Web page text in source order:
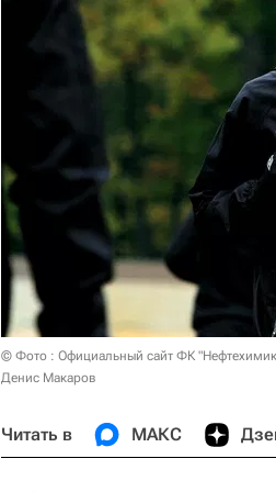
© Фото : Официальный сайт ФК
Денис Макаров
Читать в МАКС